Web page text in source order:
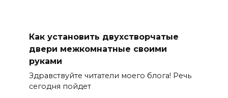
Как установить двухстворчатые
двери межкомнатные своими
руками
Здравствуйте читатели моего блога! Речь
сегодня пойдет